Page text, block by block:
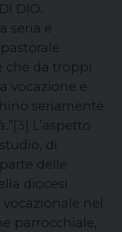
DIO.
seria e
che da troppi
vocazione e
seriamente
[3] L’aspetto
di
delle
diocesi
vocazionale nel
parrocchiale,